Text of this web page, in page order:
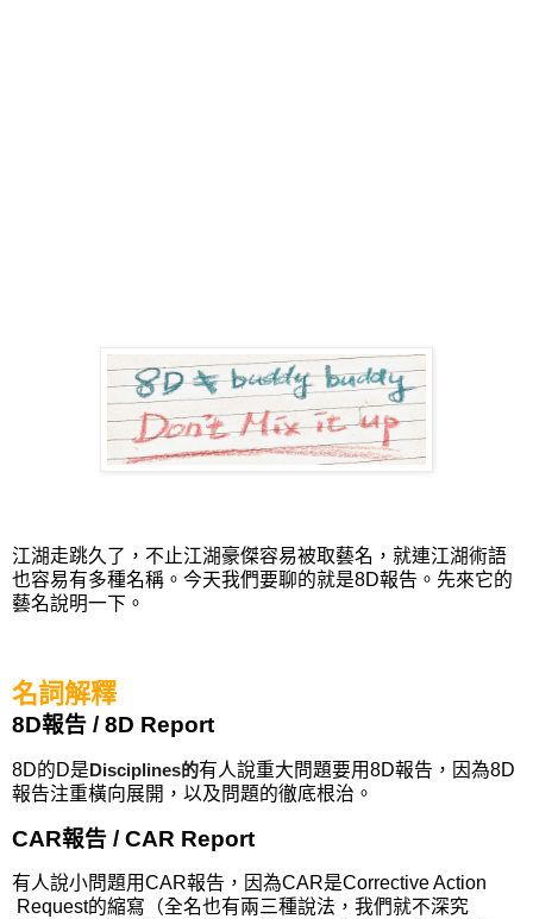
江湖走跳久了，不止江湖豪傑容易被取藝名，就連江湖術語
也容易有多種名稱。今天我們要聊的就是8D報告。先來它的
藝名說明一下。
名詞解釋
8D報告 / 8D Report
8D的D是Disciplines的有人說重大問題要用8D報告，因為8D
報告注重橫向展開，以及問題的徹底根治。
CAR報告 / CAR Report
有人說小問題用CAR報告，因為CAR是Corrective Action
Request的縮寫（全名也有兩三種說法，我們就不深究